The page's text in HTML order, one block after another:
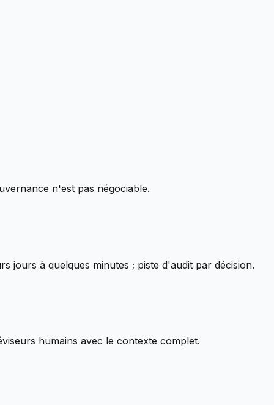
n'est pas négociable.
jours à quelques minutes ; piste d'audit par décision.
humains avec le contexte complet.